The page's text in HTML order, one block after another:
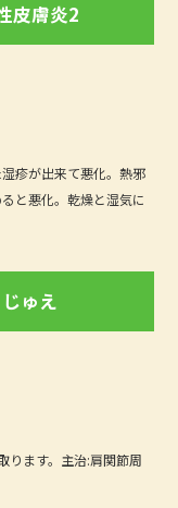
皮膚炎2
疹が出来て悪化。熱邪
と悪化。乾燥と湿気に
ゅえ
ります。主治:肩関節周